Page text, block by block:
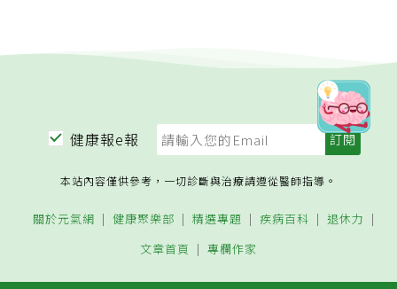
健康報e報
本站內容僅供參考，一切診斷與治療請遵從醫師指導。
關於元氣網 健康聚樂部 精選專題 疾病百科
退休力
文章首頁
專欄作家